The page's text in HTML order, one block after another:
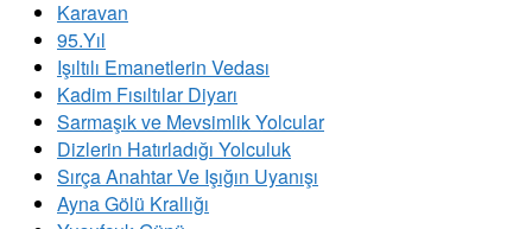
Karavan
95.Yıl
​Işıltılı Emanetlerin Vedası
Kadim Fısıltılar Diyarı
Sarmaşık ve Mevsimlik Yolcular
Dizlerin Hatırladığı Yolculuk
Sırça Anahtar Ve Işığın Uyanışı
Ayna Gölü Krallığı